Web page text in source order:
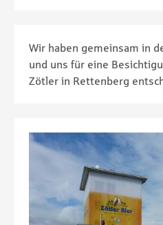
Wir haben gemeinsam in
und uns für eine
Zötler in Rettenberg